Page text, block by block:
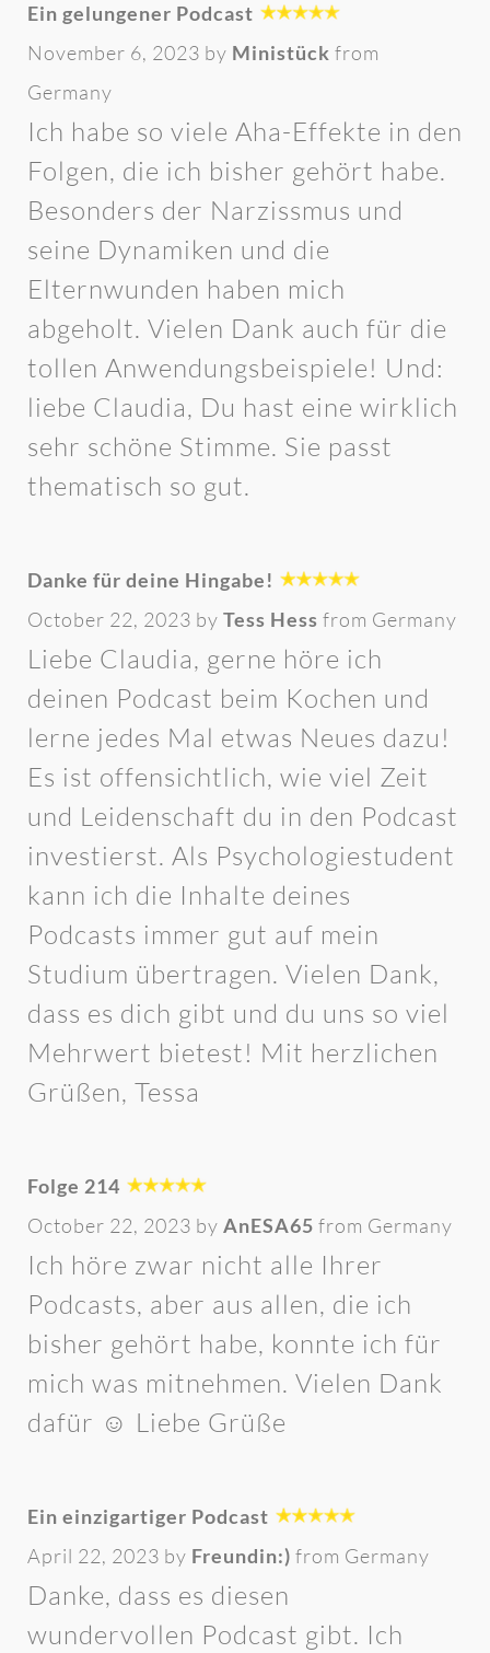
Ein gelungener Podcast
November 6, 2023 by Ministück from
Germany
Ich habe so viele Aha-Effekte in den
Folgen, die ich bisher gehört habe.
Besonders der Narzissmus und
seine Dynamiken und die
Elternwunden haben mich
abgeholt. Vielen Dank auch für die
tollen Anwendungsbeispiele! Und:
liebe Claudia, Du hast eine wirklich
sehr schöne Stimme. Sie passt
thematisch so gut.
Danke für deine Hingabe!
October 22, 2023 by Tess Hess from Germany
Liebe Claudia, gerne höre ich
deinen Podcast beim Kochen und
lerne jedes Mal etwas Neues dazu!
Es ist offensichtlich, wie viel Zeit
und Leidenschaft du in den Podcast
investierst. Als Psychologiestudent
kann ich die Inhalte deines
Podcasts immer gut auf mein
Studium übertragen. Vielen Dank,
dass es dich gibt und du uns so viel
Mehrwert bietest! Mit herzlichen
Grüßen, Tessa
Folge 214
October 22, 2023 by AnESA65 from Germany
Ich höre zwar nicht alle Ihrer
Podcasts, aber aus allen, die ich
bisher gehört habe, konnte ich für
mich was mitnehmen. Vielen Dank
dafür ☺️ Liebe Grüße
Ein einzigartiger Podcast
April 22, 2023 by Freundin:) from Germany
Danke, dass es diesen
wundervollen Podcast gibt. Ich